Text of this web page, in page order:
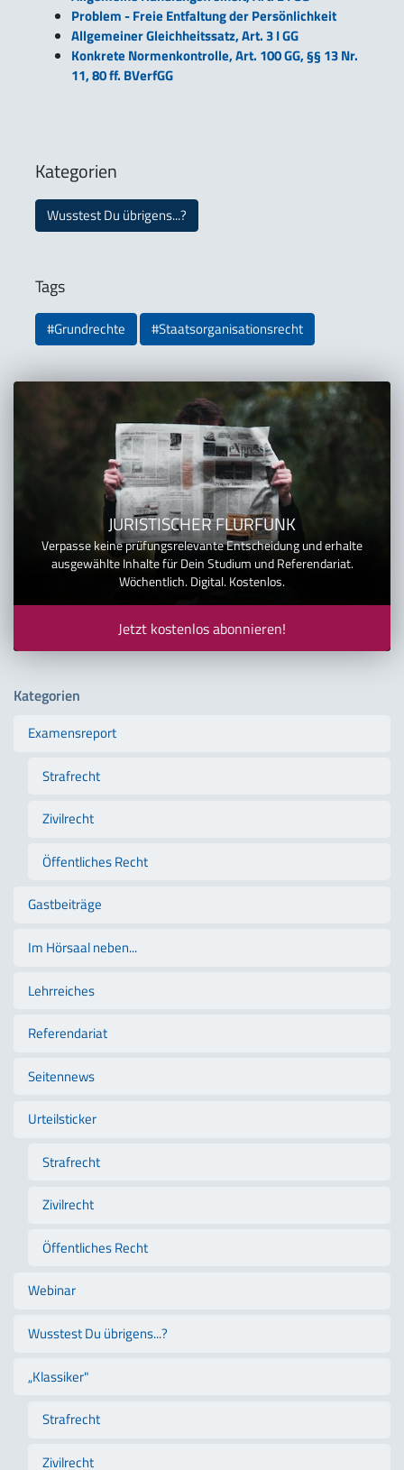
Problem - Freie Entfaltung der Persönlichkeit
Allgemeiner Gleichheitssatz, Art. 3 I GG
Konkrete Normenkontrolle, Art. 100 GG, §§ 13 Nr.
11, 80 ff. BVerfGG
Kategorien
Wusstest Du übrigens...?
Tags
#Grundrechte #Staatsorganisationsrecht
JURISTISCHER FLURFUNK
Verpasse keine prüfungsrelevante Entscheidung und erhalte
ausgewählte Inhalte für Dein Studium und Referendariat.
Wöchentlich. Digital. Kostenlos.
Jetzt kostenlos abonnieren!
Kategorien
Examensreport
Strafrecht
Zivilrecht
Öffentliches Recht
Gastbeiträge
Im Hörsaal neben...
Lehrreiches
Referendariat
Seitennews
Urteilsticker
Strafrecht
Zivilrecht
Öffentliches Recht
Webinar
Wusstest Du übrigens...?
„Klassiker"
Strafrecht
Zivilrecht